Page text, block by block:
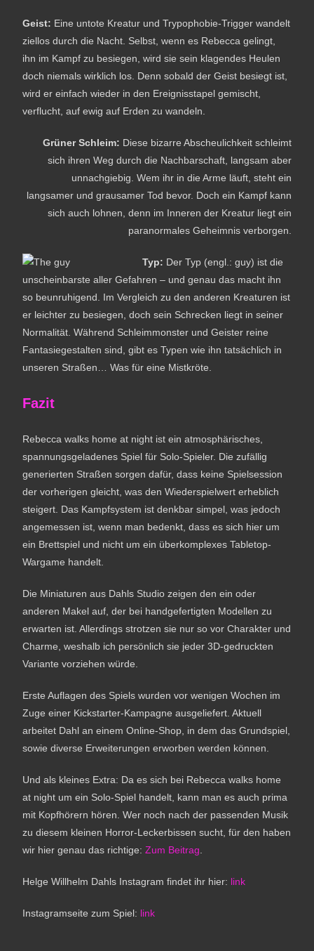
Geist: Eine untote Kreatur und Trypophobie-Trigger wandelt
ziellos durch die Nacht. Selbst, wenn es Rebecca gelingt,
ihn im Kampf zu besiegen, wird sie sein klagendes Heulen
doch niemals wirklich los. Denn sobald der Geist besiegt ist,
wird er einfach wieder in den Ereignisstapel gemischt,
verflucht, auf ewig auf Erden zu wandeln.
Grüner Schleim: Diese bizarre Abscheulichkeit schleimt
sich ihren Weg durch die Nachbarschaft, langsam aber
unnachgiebig. Wem ihr in die Arme läuft, steht ein
langsamer und grausamer Tod bevor. Doch ein Kampf kann
sich auch lohnen, denn im Inneren der Kreatur liegt ein
paranormales Geheimnis verborgen.
Typ: Der Typ (engl.: guy) ist die
unscheinbarste aller Gefahren – und genau das macht ihn
so beunruhigend. Im Vergleich zu den anderen Kreaturen ist
er leichter zu besiegen, doch sein Schrecken liegt in seiner
Normalität. Während Schleimmonster und Geister reine
Fantasiegestalten sind, gibt es Typen wie ihn tatsächlich in
unseren Straßen… Was für eine Mistkröte.
Fazit
Rebecca walks home at night ist ein atmosphärisches,
spannungsgeladenes Spiel für Solo-Spieler. Die zufällig
generierten Straßen sorgen dafür, dass keine Spielsession
der vorherigen gleicht, was den Wiederspielwert erheblich
steigert. Das Kampfsystem ist denkbar simpel, was jedoch
angemessen ist, wenn man bedenkt, dass es sich hier um
ein Brettspiel und nicht um ein überkomplexes Tabletop-
Wargame handelt.
Die Miniaturen aus Dahls Studio zeigen den ein oder
anderen Makel auf, der bei handgefertigten Modellen zu
erwarten ist. Allerdings strotzen sie nur so vor Charakter und
Charme, weshalb ich persönlich sie jeder 3D-gedruckten
Variante vorziehen würde.
Erste Auflagen des Spiels wurden vor wenigen Wochen im
Zuge einer Kickstarter-Kampagne ausgeliefert. Aktuell
arbeitet Dahl an einem Online-Shop, in dem das Grundspiel,
sowie diverse Erweiterungen erworben werden können.
Und als kleines Extra: Da es sich bei Rebecca walks home
at night um ein Solo-Spiel handelt, kann man es auch prima
mit Kopfhörern hören. Wer noch nach der passenden Musik
zu diesem kleinen Horror-Leckerbissen sucht, für den haben
wir hier genau das richtige:Zum Beitrag
Helge Willhelm Dahls Instagram findet ihr hier: link
Instagramseite zum Spiel: link